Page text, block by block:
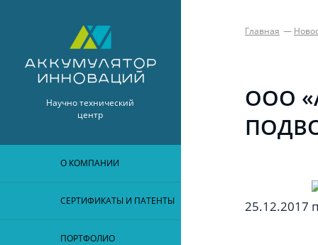
Научно технический
центр
О КОМПАНИИ
СЕРТИФИКАТЫ И ПАТЕНТЫ
ПОРТФОЛИО
Главная
ООО
25.12.2017